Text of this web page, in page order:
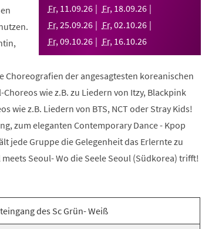
Fr, 11.09.26 Fr, 18.09.26
Fr,25.09.26 Fr,02.10.26
Fr,09.10.26 Fr, 16.10.26
der angesagtesten koreanischen
wie z.B. zu Liedern von Itzy, Blackpink
wie z.B. Liedern von BTS, NCT oder Stray Kids!
zum eleganten Contemporary Dance - Kpop
jede Gruppe die Gelegenheit das Erlernte zu
Seoul- Wo die Seele Seoul (Südkorea) trifft!
des Sc Grün- Weiß